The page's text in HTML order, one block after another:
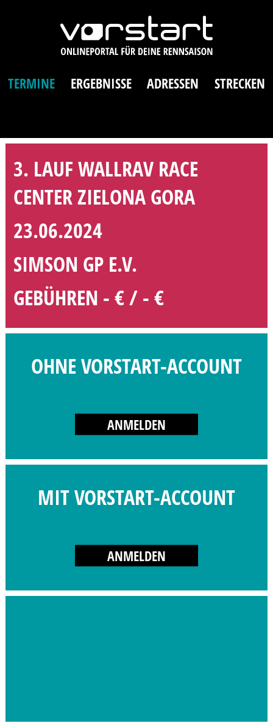
TERMINE ERGEBNISSE ADRESSEN STRECKEN
3. LAUF WALLRAV RACE
CENTER ZIELONA GORA
23.06.2024
SIMSON GP E.V.
GEBÜHREN - € / - €
OHNE VORSTART-ACCOUNT
ANMELDEN
MIT VORSTART-ACCOUNT
ANMELDEN